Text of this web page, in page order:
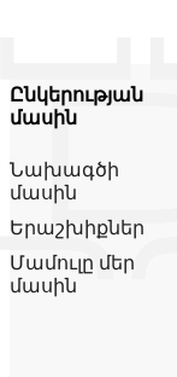
Ընկերության
մասին
Նախագծի
մասին
Երաշխիքներ
Մամուլը մեր
մասին